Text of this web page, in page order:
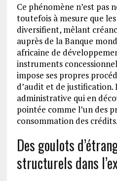
Ce phénomène n’est pas
toutefois à mesure que
diversifient, mêlant
auprès de la Banque
africaine de
instruments
impose ses propres
d’audit et de justification.
administrative qui en
pointée comme l’un des
consommation des crédits.
Des goulots
structurels dans